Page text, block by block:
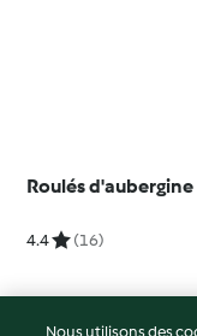
Roulés d'aubergine
4.4 (16)
Nous utilisons des